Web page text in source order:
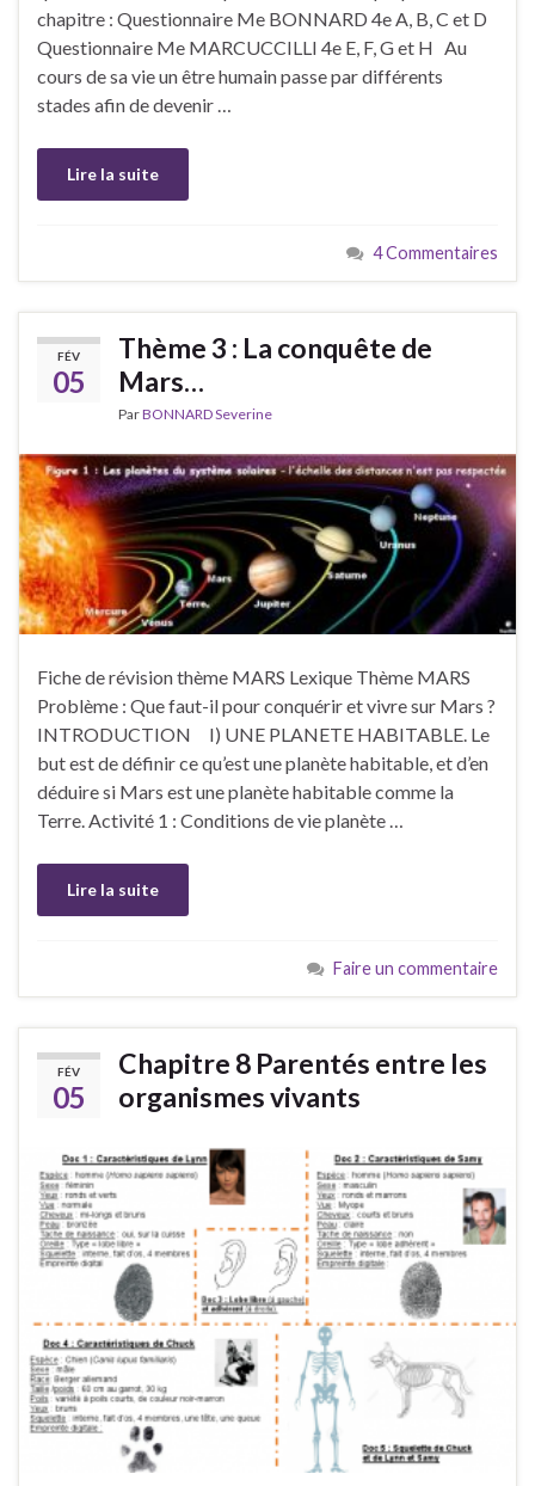
chapitre : Questionnaire Me BONNARD 4e A, B, C et D
Questionnaire Me MARCUCCILLI 4e E, F, G et H Au
cours de sa vie un être humain passe par différents
stades afin de devenir …
Lire la suite
4 Commentaires
FÉV
05
Thème 3 : La conquête de
Mars…
ParBONNARD Severine
Fiche de révision thème MARS Lexique Thème MARS
Problème : Que faut-il pour conquérir et vivre sur Mars ?
INTRODUCTION I) UNE PLANETE HABITABLE. Le
but est de définir ce qu’est une planète habitable, et d’en
déduire si Mars est une planète habitable comme la
Terre. Activité 1 : Conditions de vie planète …
Lire la suite
Faire un commentaire
FÉV
05
Chapitre 8 Parentés entre les
organismes vivants